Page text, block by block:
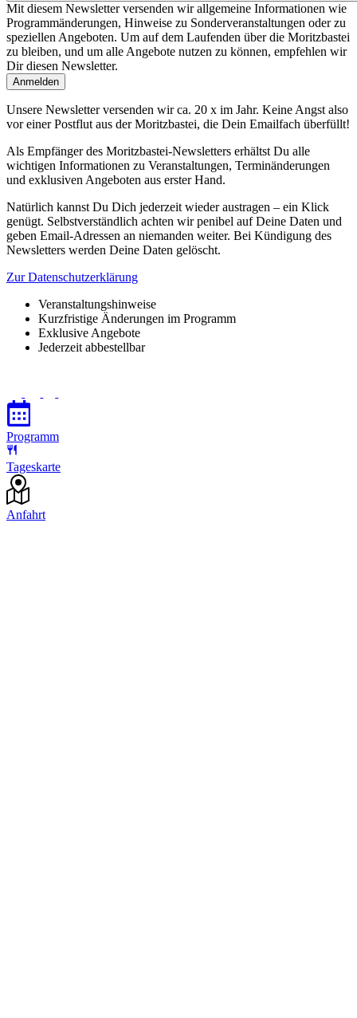
Mit diesem Newsletter versenden wir allgemeine Informationen wie
Programmänderungen, Hinweise zu Sonderveranstaltungen oder zu
speziellen Angeboten. Um auf dem Laufenden über die Moritzbastei
zu bleiben, und um alle Angebote nutzen zu können, empfehlen wir
Dir diesen Newsletter.
Unsere Newsletter versenden wir ca. 20 x im Jahr. Keine Angst also
vor einer Postflut aus der Moritzbastei, die Dein Emailfach überfüllt!
Als Empfänger des Moritzbastei-Newsletters erhältst Du alle
wichtigen Informationen zu Veranstaltungen, Terminänderungen
und exklusiven Angeboten aus erster Hand.
Natürlich kannst Du Dich jederzeit wieder austragen – ein Klick
genügt. Selbstverständlich achten wir penibel auf Deine Daten und
geben Email-Adressen an niemanden weiter. Bei Kündigung des
Newsletters werden Deine Daten gelöscht.
Zur Datenschutzerklärung
Veranstaltungshinweise
Kurzfristige Änderungen im Programm
Exklusive Angebote
Jederzeit abbestellbar
Programm
Tageskarte
Anfahrt